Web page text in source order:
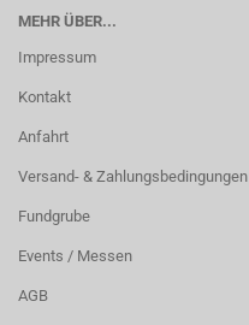
MEHR ÜBER...
Impressum
Kontakt
Anfahrt
Versand- & Zahlungsbedingungen
Fundgrube
Events / Messen
AGB